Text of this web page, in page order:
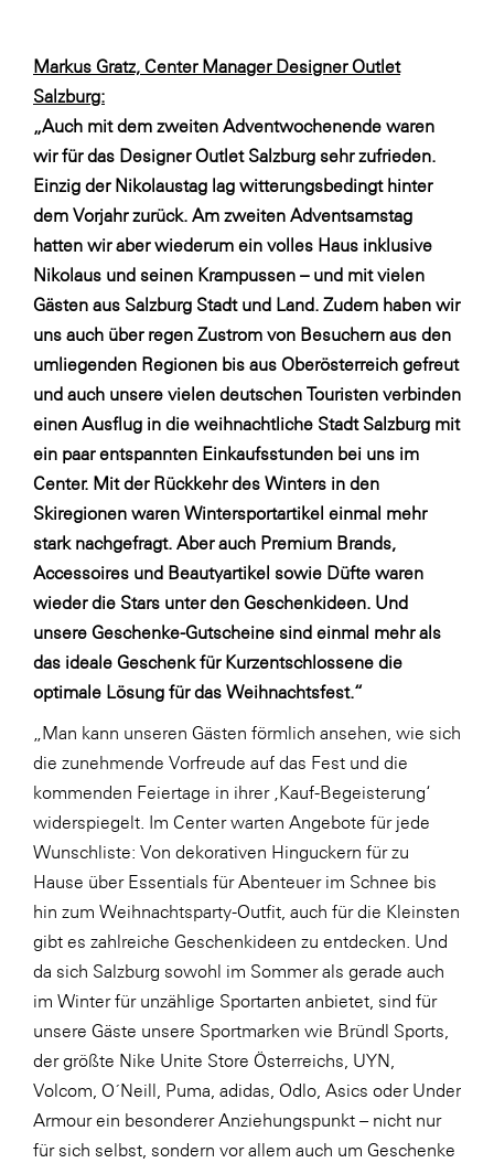
Getzner Werkstoffe
Heimat Österreich
ikp
Johnson & Johnson
JELD-WEN DANA
kosaplaner
LAT Nitrogen
Libro
Lidl Österreich
Die Menü-Manufaktur
MTH Retail Group
OMV
OptimaMed
PAGRO
PHH Rechtsanwält:innen
Primark
sebamed
SeneCura
SERVICE&MORE
SKINUANCE®
Somfy
Sony DADC
SPIEGLTEC
STIHL Tirol
Trend Micro
TAG GmbH
VALETTA
Markus Gratz, Center Manager Designer Outlet
Salzburg:
„Auch mit dem zweiten Adventwochenende waren
wir für das Designer Outlet Salzburg sehr zufrieden.
Einzig der Nikolaustag lag witterungsbedingt hinter
dem Vorjahr zurück. Am zweiten Adventsamstag
hatten wir aber wiederum ein volles Haus inklusive
Nikolaus und seinen Krampussen – und mit vielen
Gästen aus Salzburg Stadt und Land. Zudem haben wir
uns auch über regen Zustrom von Besuchern aus den
umliegenden Regionen bis aus Oberösterreich gefreut
und auch unsere vielen deutschen Touristen verbinden
einen Ausflug in die weihnachtliche Stadt Salzburg mit
ein paar entspannten Einkaufsstunden bei uns im
Center. Mit der Rückkehr des Winters in den
Skiregionen waren Wintersportartikel einmal mehr
stark nachgefragt. Aber auch Premium Brands,
Accessoires und Beautyartikel sowie Düfte waren
wieder die Stars unter den Geschenkideen. Und
unsere Geschenke-Gutscheine sind einmal mehr als
das ideale Geschenk für Kurzentschlossene die
optimale Lösung für das Weihnachtsfest.“
„Man kann unseren Gästen förmlich ansehen, wie sich
die zunehmende Vorfreude auf das Fest und die
kommenden Feiertage in ihrer ‚Kauf-Begeisterung‘
widerspiegelt. Im Center warten Angebote für jede
Wunschliste: Von dekorativen Hinguckern für zu
Hause über Essentials für Abenteuer im Schnee bis
hin zum Weihnachtsparty-Outfit, auch für die Kleinsten
gibt es zahlreiche Geschenkideen zu entdecken. Und
da sich Salzburg sowohl im Sommer als gerade auch
im Winter für unzählige Sportarten anbietet, sind für
unsere Gäste unsere Sportmarken wie Bründl Sports,
der größte Nike Unite Store Österreichs, UYN,
Volcom, O´Neill, Puma, adidas, Odlo, Asics oder Under
Armour ein besonderer Anziehungspunkt – nicht nur
für sich selbst, sondern vor allem auch um Geschenke